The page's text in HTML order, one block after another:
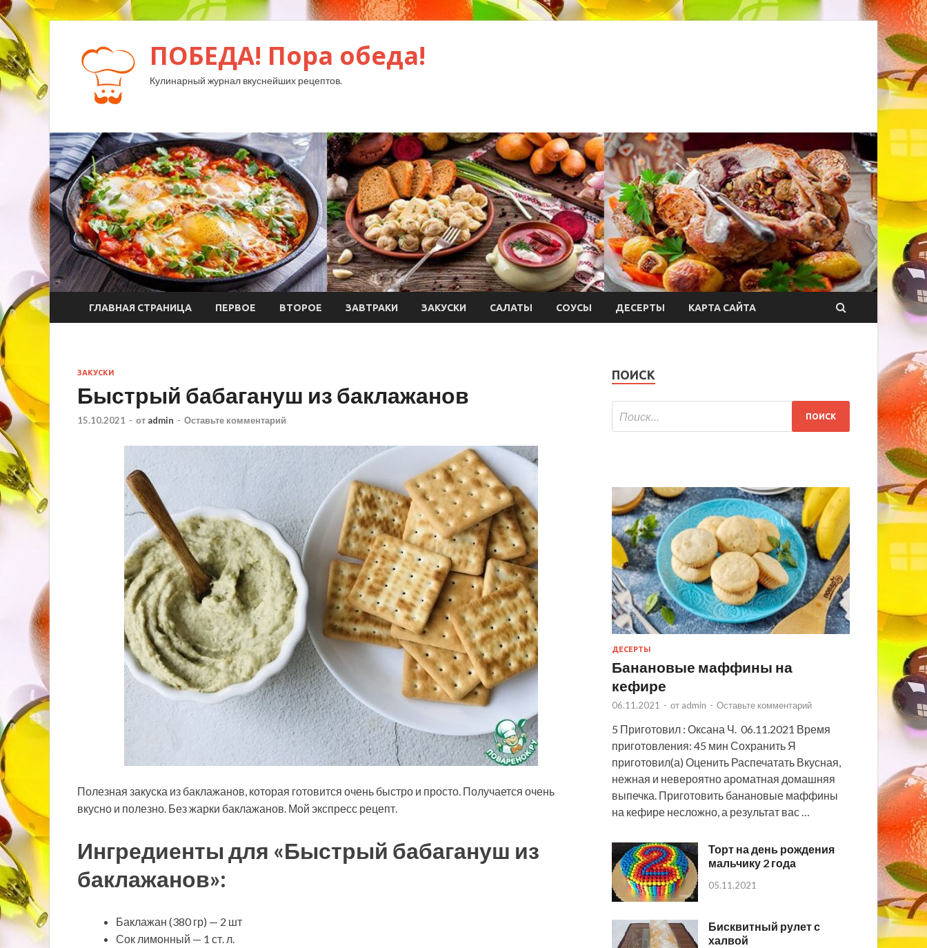
ПОБЕДА! Пора обеда!
Кулинарный журнал вкуснейших рецептов.
ГЛАВНАЯ СТРАНИЦА ПЕРВОЕ ВТОРОЕ ЗАВТРАКИ ЗАКУСКИ САЛАТЫ СОУСЫ ДЕСЕРТЫ КАРТА САЙТА
ЗАКУСКИ
Быстрый бабагануш из баклажанов
15.10.2021 - от admin - Оставьте комментарий
Полезная закуска из баклажанов, которая готовится очень быстро и просто. Получается очень
вкусно и полезно. Без жарки баклажанов. Мой экспресс рецепт.
Ингредиенты для «Быстрый бабагануш из
баклажанов»:
Баклажан (380 гр) — 2 шт
Сок лимонный — 1 ст. л.
ПОИСК
ДЕСЕРТЫ
Банановые маффины на
кефире
06.11.2021 - от admin - Оставьте комментарий
5 Приготовил : Оксана Ч. 06.11.2021 Время
приготовления: 45 мин Сохранить Я
приготовил(а) Оценить Распечатать Вкусная,
нежная и невероятно ароматная домашняя
выпечка. Приготовить банановые маффины
на кефире несложно, а результат вас …
Торт на день рождения
мальчику 2 года
05.11.2021
Бисквитный рулет с
халвой